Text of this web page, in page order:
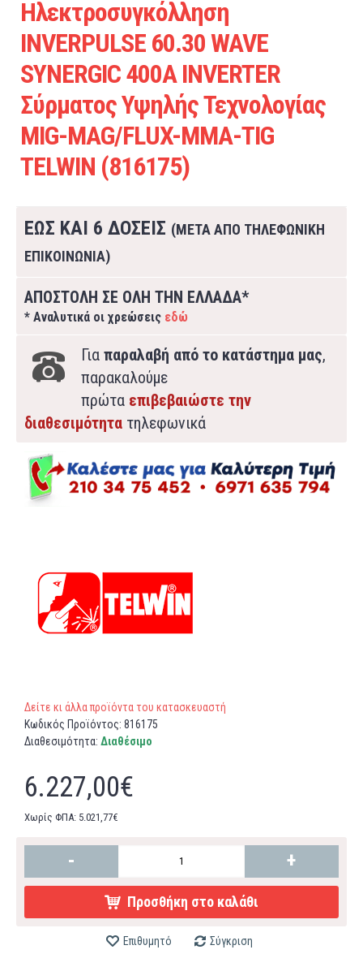
Ηλεκτροσυγκόλληση
INVERPULSE 60.30 WAVE
SYNERGIC 400A INVERTER
Σύρματος Υψηλής Τεχνολογίας
MIG-MAG/FLUX-MMA-TIG
TELWIN (816175)
ΕΩΣ ΚΑΙ 6 ΔΟΣΕΙΣ (ΜΕΤΑ ΑΠΟ ΤΗΛΕΦΩΝΙΚΗ
ΕΠΙΚΟΙΝΩΝΙΑ)
ΑΠΟΣΤΟΛΗ ΣΕ ΟΛΗ ΤΗΝ ΕΛΛΑΔΑ*
* Αναλυτικά οι χρεώσεις εδώ
Για παραλαβή από το κατάστημα μας,
παρακαλούμε
πρώτα επιβεβαιώστε την
διαθεσιμότητα τηλεφωνικά
Δείτε κι άλλα προϊόντα του κατασκευαστή
Κωδικός Προϊόντος: 816175
Διαθεσιμότητα: Διαθέσιμο
6.227,00€
Χωρίς ΦΠΑ: 5.021,77€
- +
Προσθήκη στο καλάθι
Επιθυμητό Σύγκριση